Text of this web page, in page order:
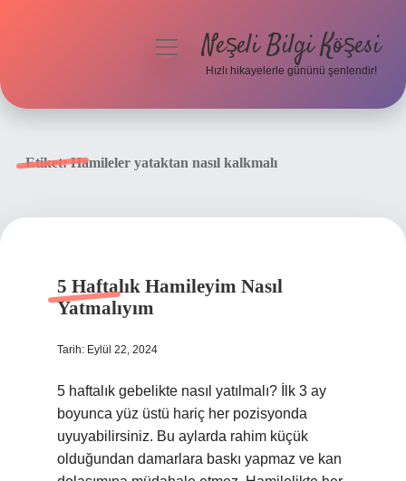
menüyüNeşeli Bilgi Köşesi
Hızlı hikayelerle gününü şenlendir!
Etiket:Hamileler yataktan nasıl kalkmalı
5 Haftalık Hamileyim Nasıl
Yatmalıyım
Tarih: Eylül 22, 2024
5 haftalık gebelikte nasıl yatılmalı? İlk 3 ay
boyunca yüz üstü hariç her pozisyonda
uyuyabilirsiniz. Bu aylarda rahim küçük
olduğundan damarlara baskı yapmaz ve kan